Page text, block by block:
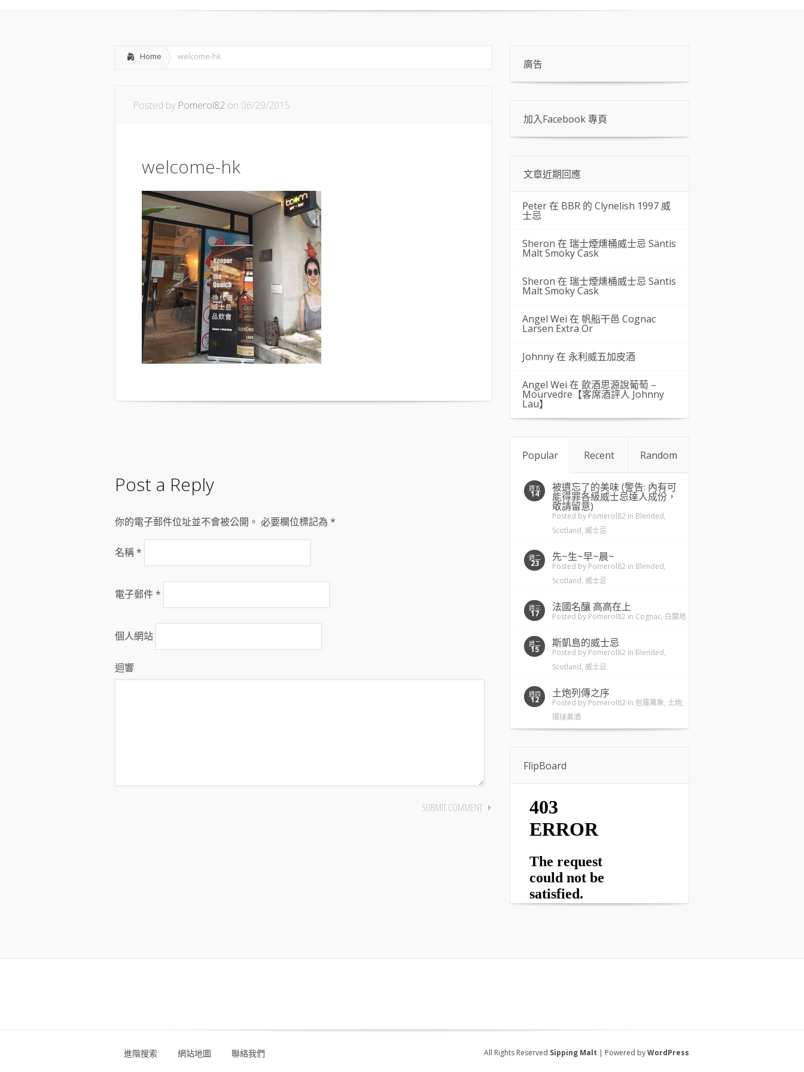
Home welcome-hk
Posted by Pomerol82 on 06/29/2015
welcome-hk
Post a Reply
你的電子郵件位址並不會被公開。 必要欄位標記為 *
名稱*
電子郵件*
個人網站
迴響
廣告
加入Facebook 專頁
文章近期回應
Peter 在 BBR 的 Clynelish 1997 威
士忌
Sheron 在 瑞士煙燻桶威士忌 Säntis
Malt Smoky Cask
Sheron 在 瑞士煙燻桶威士忌 Säntis
Malt Smoky Cask
Angel Wei 在 帆船干邑 Cognac
Larsen Extra Or
Johnny 在 永利威五加皮酒
Angel Wei 在 飲酒思源說葡萄 –
Mourvedre【客席酒評人 Johnny
Lau】
Popular Recent Random
週五
14
被遺忘了的美味 (警告: 內有可
能得罪各級威士忌達人成份，
敬請留意)
Posted by Pomerol82 in Blended,
Scotland, 威士忌
週二
23
先~生~早~晨~
Posted by Pomerol82 in Blended,
Scotland, 威士忌
週三
17
法國名釀 高高在上
Posted by Pomerol82 in Cognac, 白蘭地
週二
15
斯凱島的威士忌
Posted by Pomerol82 in Blended,
Scotland, 威士忌
週四
12
土炮列傳之序
Posted by Pomerol82 in 包羅萬象, 土炮,
環球美酒
FlipBoard
進階搜索 網站地圖 聯絡我們 All Rights Reserved Sipping Malt | Powered byWordPress